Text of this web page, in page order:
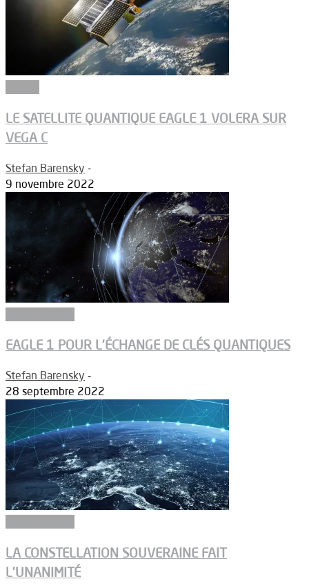
LE SATELLITE QUANTIQUE EAGLE 1 VOLERA SUR
VEGA C
Stefan Barensky -
9 novembre 2022
EAGLE 1 POUR L’ÉCHANGE DE CLÉS QUANTIQUES
Stefan Barensky -
28 septembre 2022
LA CONSTELLATION SOUVERAINE FAIT
L’UNANIMITÉ